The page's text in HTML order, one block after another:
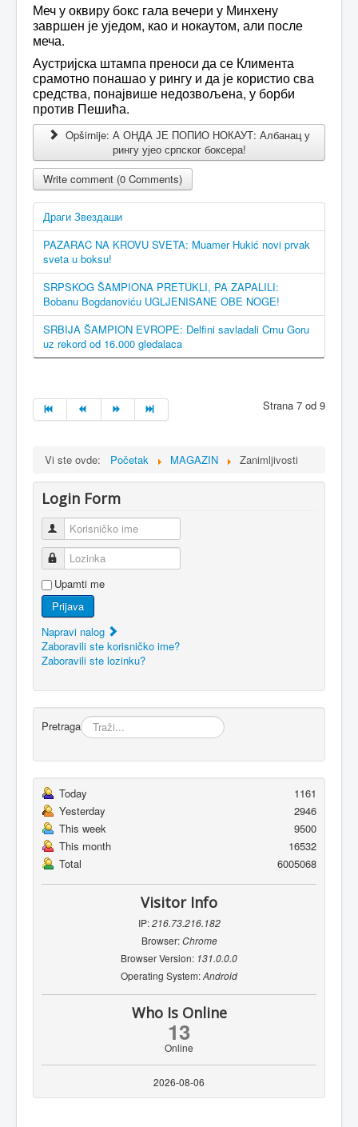
Меч у оквиру бокс гала вечери у Минхену
завршен је уједом, као и нокаутом, али после
меча.
Аустријска штампа преноси да се Климента
срамотно понашао у рингу и да је користио сва
средства, понајвише недозвољена, у борби
против Пешића.
Opširnije: А ОНДА ЈЕ ПОПИО НОКАУТ: Албанац у
рингу ујео српског боксера!
Write comment (0 Comments)
Драги Звездаши
PAZARAC NA KROVU SVETA: Muamer Hukić novi prvak
sveta u boksu!
SRPSKOG ŠAMPIONA PRETUKLI, PA ZAPALILI:
Bobanu Bogdanoviću UGLJENISANE OBE NOGE!
SRBIJA ŠAMPION EVROPE: Delfini savladali Crnu Goru
uz rekord od 16.000 gledalaca
Strana 7 od 9
Vi ste ovde: Početak MAGAZIN Zanimljivosti
Login Form
Korisničko ime
Lozinka
Upamti me
Prijava
Napravi nalog
Zaboravili ste korisničko ime?
Zaboravili ste lozinku?
Pretraga
Today
1161
Yesterday
2946
This week
9500
This month
16532
Total
6005068
Visitor Info
IP:216.73.216.182
Browser:Chrome
Browser Version: 131.0.0.0
Operating System:Android
Who Is Online
13
Online
2026-08-06